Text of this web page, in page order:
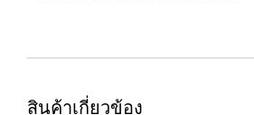
สินค้าเกี่ยวข้อง